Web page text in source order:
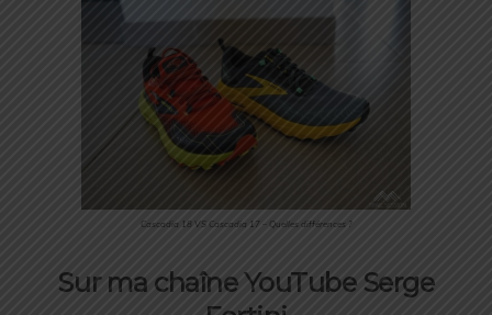
Cascadia 18 VS Cascadia 17 – Quelles différences ?
Sur ma chaîne YouTube Serge